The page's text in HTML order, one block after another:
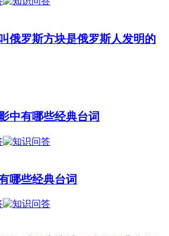
俄罗斯方块是俄罗斯人发明的
中有哪些经典台词
哪些经典台词